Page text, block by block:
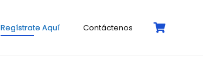
Regístrate Aquí Contáctenos